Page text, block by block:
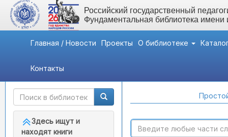
Российский государственный
Фундаментальная библиотека
Главная / Новости Проекты О библиотеке
Контакты
Быстрый доступ
Здесь ищут и
находят книги